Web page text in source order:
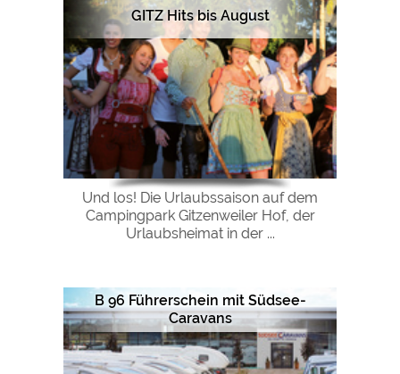
GITZ Hits bis August
Und los! Die Urlaubssaison auf dem
Campingpark Gitzenweiler Hof, der
Urlaubsheimat in der ...
B 96 Führerschein mit Südsee-
Caravans